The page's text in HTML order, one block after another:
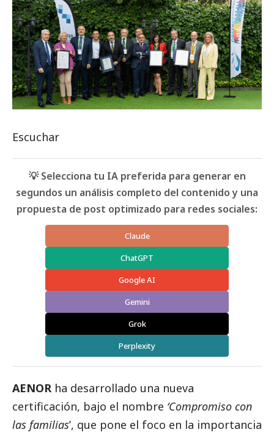
Escuchar
💡 Selecciona tu IA preferida para generar en
segundos un análisis completo del contenido y una
propuesta de post optimizado para redes sociales:
Claude
ChatGPT
Google AI
Gemini
Grok
Perplexity
AENOR ha desarrollado una nueva
certificación, bajo el nombre ‘Compromiso con
las familias’, que pone el foco en la importancia